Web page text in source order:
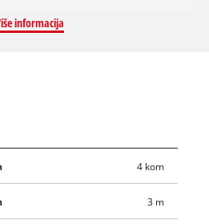
pijeska ne smije prelaziti najviše
informacija
4 kom
3 m